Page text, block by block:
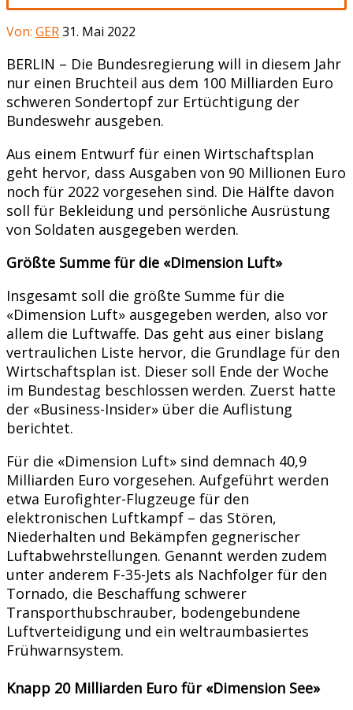
Von: GER31. Mai 2022
BERLIN – Die Bundesregierung will in diesem Jahr
nur einen Bruchteil aus dem 100 Milliarden Euro
schweren Sondertopf zur Ertüchtigung der
Bundeswehr ausgeben.
Aus einem Entwurf für einen Wirtschaftsplan
geht hervor, dass Ausgaben von 90 Millionen Euro
noch für 2022 vorgesehen sind. Die Hälfte davon
soll für Bekleidung und persönliche Ausrüstung
von Soldaten ausgegeben werden.
Größte Summe für die «Dimension Luft»
Insgesamt soll die größte Summe für die
«Dimension Luft» ausgegeben werden, also vor
allem die Luftwaffe. Das geht aus einer bislang
vertraulichen Liste hervor, die Grundlage für den
Wirtschaftsplan ist. Dieser soll Ende der Woche
im Bundestag beschlossen werden. Zuerst hatte
der «Business-Insider» über die Auflistung
berichtet.
Für die «Dimension Luft» sind demnach 40,9
Milliarden Euro vorgesehen. Aufgeführt werden
etwa Eurofighter-Flugzeuge für den
elektronischen Luftkampf – das Stören,
Niederhalten und Bekämpfen gegnerischer
Luftabwehrstellungen. Genannt werden zudem
unter anderem F-35-Jets als Nachfolger für den
Tornado, die Beschaffung schwerer
Transporthubschrauber, bodengebundene
Luftverteidigung und ein weltraumbasiertes
Frühwarnsystem.
Knapp 20 Milliarden Euro für «Dimension See»